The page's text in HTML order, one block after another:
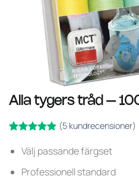
Alla tygers tråd –
av 5
kundrecensioner
(5kundrecensioner)
Välj passande färgset
Professionell standard